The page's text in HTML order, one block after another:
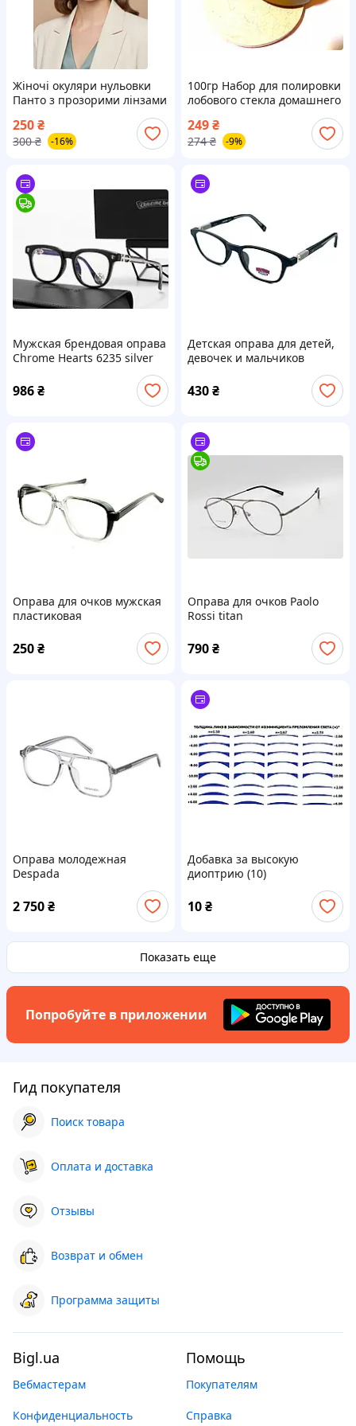
Жіночі окуляри нульовки
Панто з прозорими лінзами
без діоптрій Honey Fashion
Accessories чорний (4-154)
250₴
300 ₴ -16%
100гр Набор для полировки
лобового стекла домашнего
объективовоксид церия
+круг
249₴
274 ₴ -9%
Мужская брендовая оправа
Chrome Hearts 6235 silver
986₴
Детская оправа для детей,
девочек и мальчиков
прямоугольная черная
FANTASY JUNIOR BL1022 C9
430₴
Оправа для очков мужская
пластиковая
250₴
Оправа для очков Paolo
Rossi titan
790₴
Оправа молодежная
Despada
2 750₴
Добавка за высокую
диоптрию (10)
10₴
Показать еще
Попробуйте в приложении
Гид покупателя
Поиск товара
Оплата и доставка
Отзывы
Возврат и обмен
Программа защиты
Bigl.ua
Вебмастерам
Конфиденциальность
Помощь
Покупателям
Справка